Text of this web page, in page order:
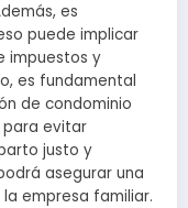
es
puede implicar
impuestos y
es fundamental
de condominio
para evitar
justo y
asegurar una
empresa familiar.